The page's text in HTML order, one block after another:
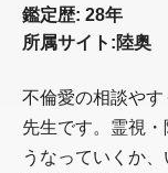
鑑定歴: 28年
所属サイト:陸奥
不倫愛の相談や
先生です。霊視
うなっていくか